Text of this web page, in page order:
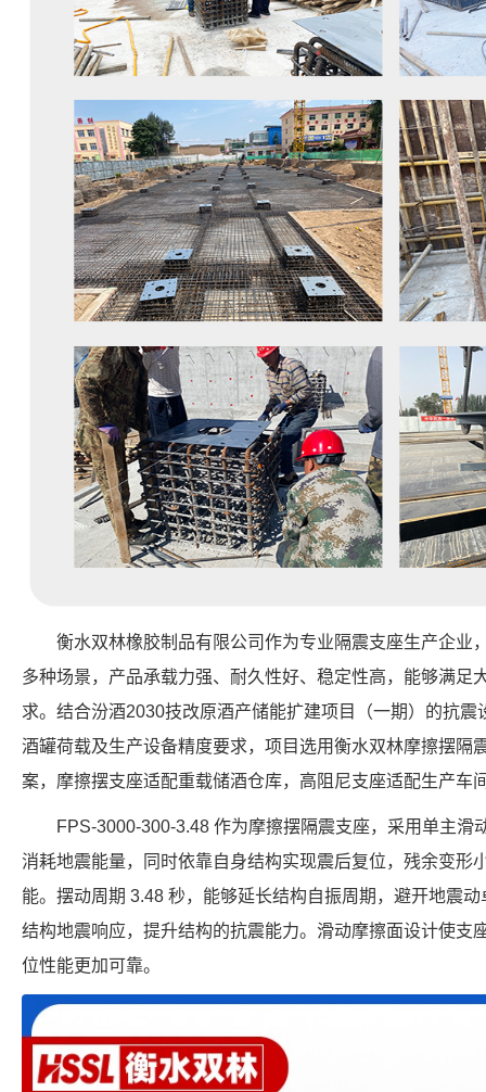
衡水双林橡胶制品有限公司作为专业隔震支座生产企业
多种场景，产品承载力强、耐久性好、稳定性高，能够满足
求。结合汾酒2030技改原酒产储能扩建项目（一期）的抗
酒罐荷载及生产设备精度要求，项目选用衡水双林摩擦摆隔
案，摩擦摆支座适配重载储酒仓库，高阻尼支座适配生产车
FPS-3000-300-3.48 作为摩擦摆隔震支座，采用单主滑
消耗地震能量，同时依靠自身结构实现震后复位，残余变形
能。摆动周期 3.48 秒，能够延长结构自振周期，避开地震
结构地震响应，提升结构的抗震能力。滑动摩擦面设计使支
位性能更加可靠。